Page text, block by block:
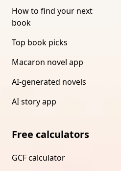
How to find your next
book
Top book picks
Macaron novel app
AI-generated novels
AI story app
Free calculators
GCF calculator